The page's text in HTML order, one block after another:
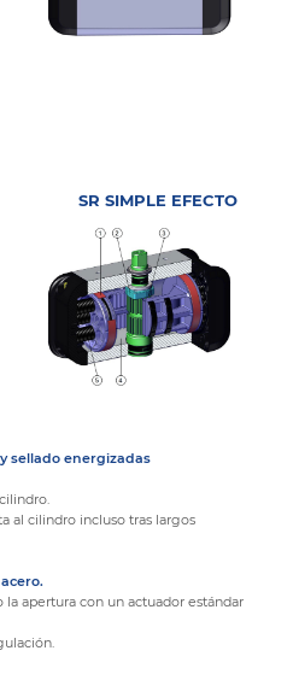
SR SIMPLE EFECTO
sellado energizadas
al cilindro incluso tras largos
apertura con un actuador estándar